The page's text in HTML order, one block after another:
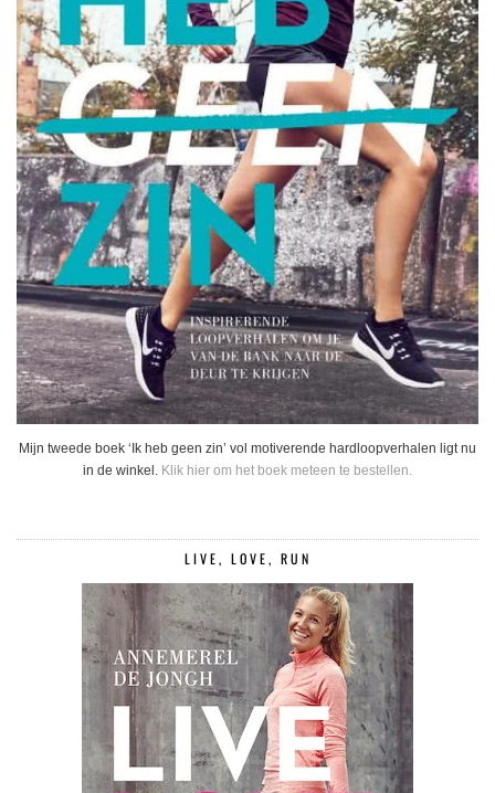
Mijn tweede boek ‘Ik heb geen zin’ vol motiverende hardloopverhalen ligt nu
in de winkel. Klik hier om het boek meteen te bestellen.
LIVE, LOVE, RUN